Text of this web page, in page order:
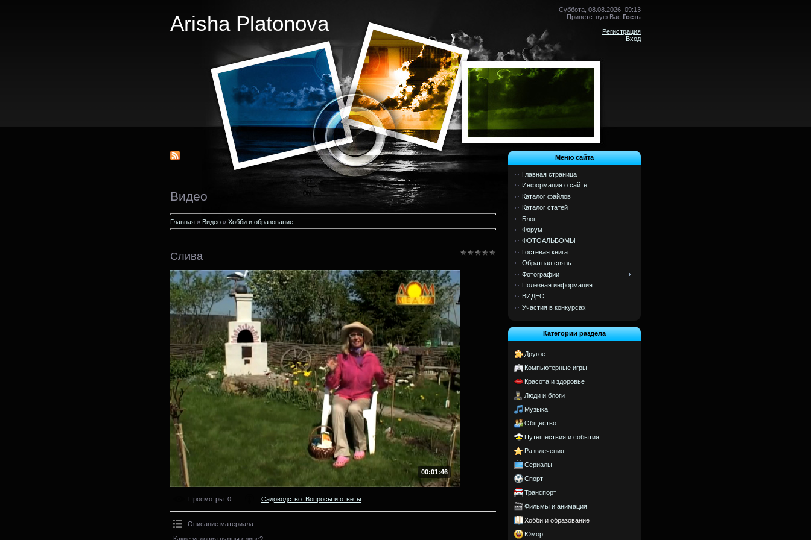
Arisha Platonova
Суббота, 08.08.2026, 09:13
Приветствую Вас Гость
Регистрация
Вход
Видео
Главная » Видео » Хобби и образование
Слива
00:01:46
Просмотры: 0 Садоводство. Вопросы и ответы
Описание материала:
Какие условия нужны сливе?
Меню сайта
Главная страница
Информация о сайте
Каталог файлов
Каталог статей
Блог
Форум
ФОТОАЛЬБОМЫ
Гостевая книга
Обратная связь
Фотографии
Полезная информация
ВИДЕО
Участия в конкурсах
Категории раздела
Другое
Компьютерные игры
Красота и здоровье
Люди и блоги
Музыка
Общество
Путешествия и события
Развлечения
Сериалы
Спорт
Транспорт
Фильмы и анимация
Хобби и образование
Юмор